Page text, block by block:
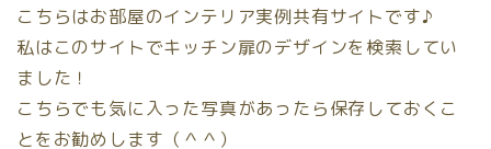
こちらはお部屋のインテリア実例共有サイトです♪
私はこのサイトでキッチン扉のデザインを検索してい
ました！
こちらでも気に入った写真があったら保存しておくこ
とをお勧めします（＾＾）